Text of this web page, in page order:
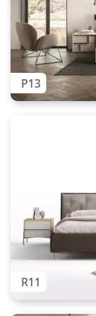
P13
R11